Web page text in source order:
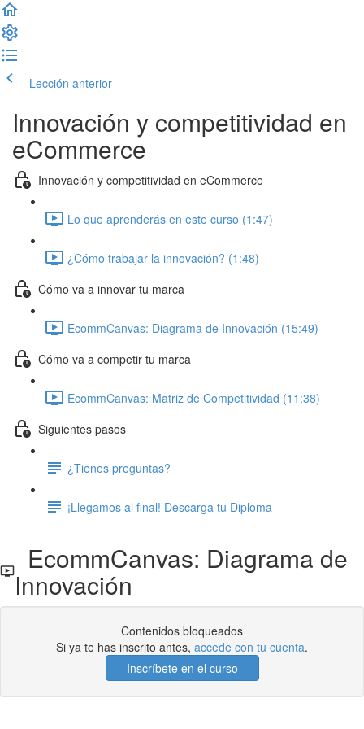
Lección anterior
Innovación y competitividad en
eCommerce
Innovación y competitividad en eCommerce
Lo que aprenderás en este curso (1:47)
¿Cómo trabajar la innovación? (1:48)
Cómo va a innovar tu marca
EcommCanvas: Diagrama de Innovación (15:49)
Cómo va a competir tu marca
EcommCanvas: Matriz de Competitividad (11:38)
Siguientes pasos
¿Tienes preguntas?
¡Llegamos al final! Descarga tu Diploma
EcommCanvas: Diagrama de
Innovación
Contenidos bloqueados
Si ya te has inscrito antes, accede con tu cuenta.
Inscríbete en el curso